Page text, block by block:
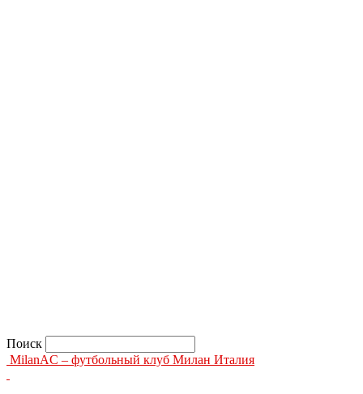
Поиск
MilanAC – футбольный клуб Милан Италия